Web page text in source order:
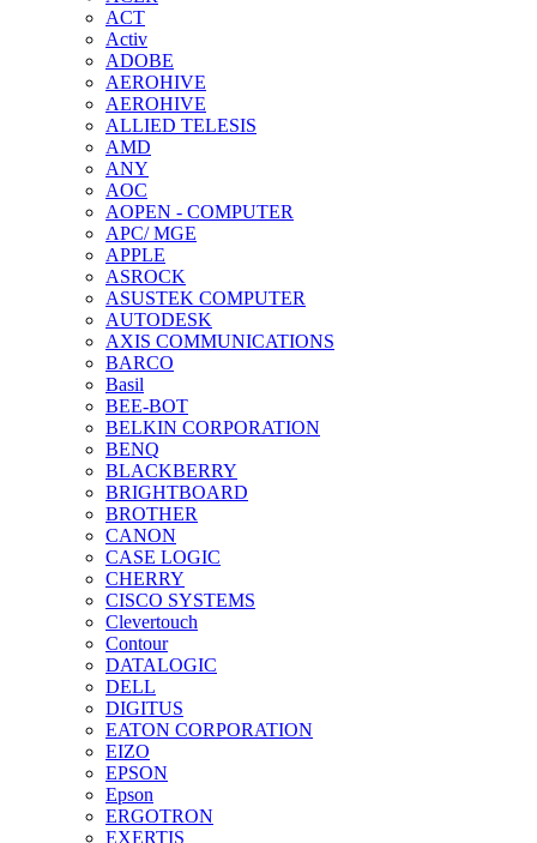
ACT
Activ
ADOBE
AEROHIVE
AEROHIVE
ALLIED TELESIS
AMD
ANY
AOC
AOPEN - COMPUTER
APC/ MGE
APPLE
ASROCK
ASUSTEK COMPUTER
AUTODESK
AXIS COMMUNICATIONS
BARCO
Basil
BEE-BOT
BELKIN CORPORATION
BENQ
BLACKBERRY
BRIGHTBOARD
BROTHER
CANON
CASE LOGIC
CHERRY
CISCO SYSTEMS
Clevertouch
Contour
DATALOGIC
DELL
DIGITUS
EATON CORPORATION
EIZO
EPSON
Epson
ERGOTRON
EXERTIS